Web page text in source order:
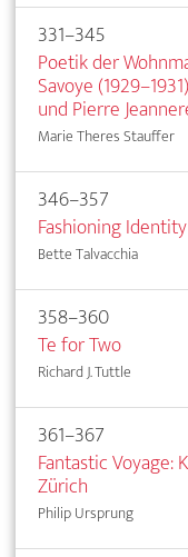
331–345
Poetik der
Savoye
und Pierre
Marie Theres Stauffer
346–357
Fashioning
Bette Talvacchia
358–360
Te for Two
Richard J. Tuttle
361–367
Fantastic Voyage:
Zürich
Philip Ursprung